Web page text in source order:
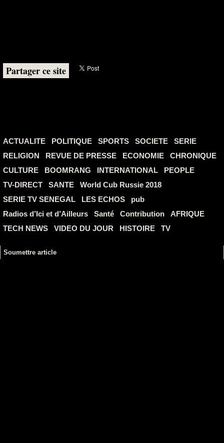
Partager ce site
ACTUALITE POLITIQUE SPORTS SOCIETE
SERIE
RELIGION
REVUE DE PRESSE ECONOMIE
CHRONIQUE
CULTURE
BOOMRANG INTERNATIONAL
PEOPLE
TV-DIRECT
SANTE
World Cub Russie 2018
SERIE TV SENEGAL
LES ECHOS
pub
Radios d’Ici et d’Ailleurs
Santé Contribution
AFRIQUE
TECH NEWS
VIDEO DU JOUR HISTOIRE TV
Soumettre article